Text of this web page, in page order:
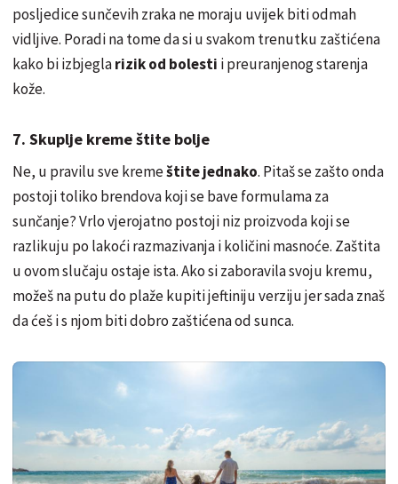
posljedice sunčevih zraka ne moraju uvijek biti odmah
vidljive. Poradi na tome da si u svakom trenutku zaštićena
kako bi izbjeglarizik od bolesti i preuranjenog starenja
kože.
7. Skuplje kreme štite bolje
Ne, u pravilu sve kremeštite jednako. Pitaš se zašto onda
postoji toliko brendova koji se bave formulama za
sunčanje? Vrlo vjerojatno postoji niz proizvoda koji se
razlikuju po lakoći razmazivanja i količini masnoće. Zaštita
u ovom slučaju ostaje ista. Ako si zaboravila svoju kremu,
možeš na putu do plaže kupiti jeftiniju verziju jer sada znaš
da ćeš i s njom biti dobro zaštićena od sunca.